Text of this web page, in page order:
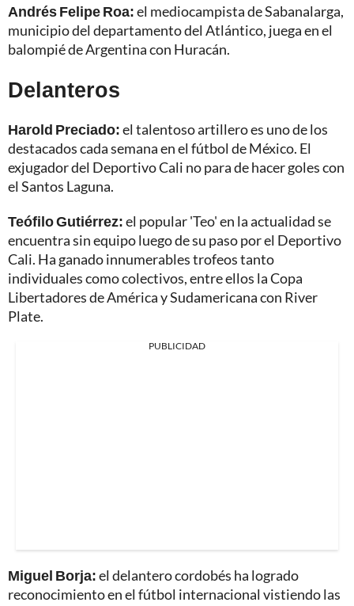
Andrés Felipe Roa:el mediocampista de Sabanalarga,
municipio del departamento del Atlántico, juega en el
balompié de Argentina con Huracán.
Delanteros
Harold Preciado:el talentoso artillero es uno de los
destacados cada semana en el fútbol de México. El
exjugador del Deportivo Cali no para de hacer goles con
el Santos Laguna.
Teófilo Gutiérrez:el popular 'Teo' en la actualidad se
encuentra sin equipo luego de su paso por el Deportivo
Cali. Ha ganado innumerables trofeos tanto
individuales como colectivos, entre ellos la Copa
Libertadores de América y Sudamericana con River
Plate.
PUBLICIDAD
Miguel Borja:el delantero cordobés ha logrado
reconocimiento en el fútbol internacional vistiendo las